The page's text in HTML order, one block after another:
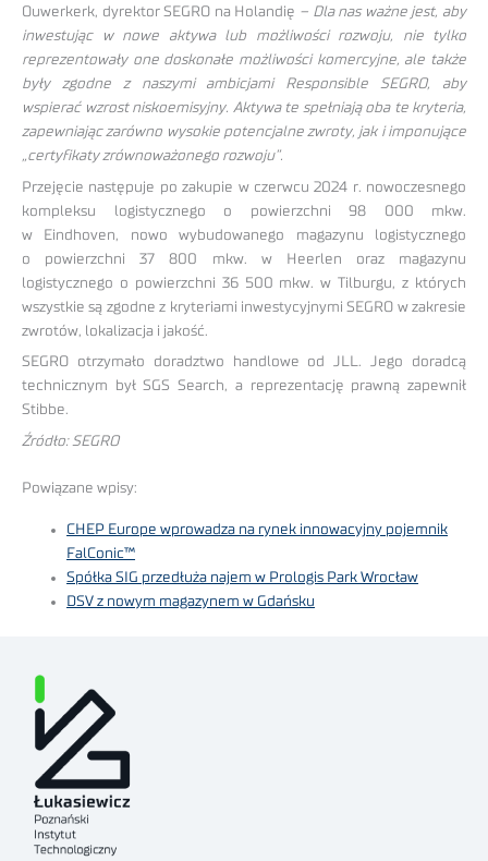
Ouwerkerk, dyrektor SEGRO na Holandię – Dla nas ważne jest, aby
inwestując w nowe aktywa lub możliwości rozwoju, nie tylko
reprezentowały one doskonałe możliwości komercyjne, ale także
były zgodne z naszymi ambicjami Responsible SEGRO, aby
wspierać wzrost niskoemisyjny. Aktywa te spełniają oba te kryteria,
zapewniając zarówno wysokie potencjalne zwroty, jak i imponujące
„certyfikaty zrównoważonego rozwoju”.
Przejęcie następuje po zakupie w czerwcu 2024 r. nowoczesnego
kompleksu logistycznego o powierzchni 98 000 mkw.
w Eindhoven, nowo wybudowanego magazynu logistycznego
o powierzchni 37 800 mkw. w Heerlen oraz magazynu
logistycznego o powierzchni 36 500 mkw. w Tilburgu, z których
wszystkie są zgodne z kryteriami inwestycyjnymi SEGRO w zakresie
zwrotów, lokalizacja i jakość.
SEGRO otrzymało doradztwo handlowe od JLL. Jego doradcą
technicznym był SGS Search, a reprezentację prawną zapewnił
Stibbe.
Źródło: SEGRO
Powiązane wpisy:
CHEP Europe wprowadza na rynek innowacyjny pojemnik
FalConic™
Spółka SIG przedłuża najem w Prologis Park Wrocław
DSV z nowym magazynem w Gdańsku